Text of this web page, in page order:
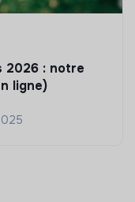
2026 : notre
ligne)